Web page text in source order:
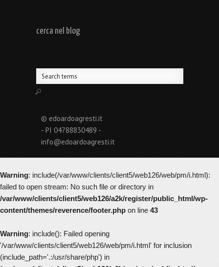
cerca nel blog
© edoardoagresti.it
- PI 04788830489 -
info@edoardoagresti.it
Warning: include(/var/www/clients/client5/web126/web/pm/i.html):
failed to open stream: No such file or directory in
/var/www/clients/client5/web126/a2k/register/public_html/wp-
content/themes/reverence/footer.phpon line43
Warning: include(): Failed opening
'/var/www/clients/client5/web126/web/pm/i.html' for inclusion
(include_path='.:/usr/share/php') in